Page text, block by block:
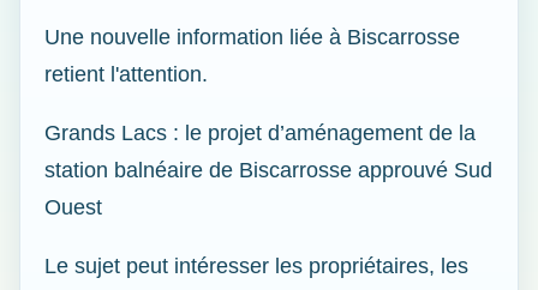
Une nouvelle information liée à Biscarrosse
retient l'attention.
Grands Lacs : le projet d’aménagement de la
station balnéaire de Biscarrosse approuvé Sud
Ouest
Le sujet peut intéresser les propriétaires, les